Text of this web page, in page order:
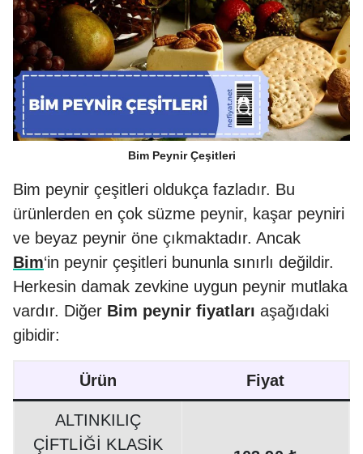
Bim Peynir Çeşitleri
Bim peynir çeşitleri oldukça fazladır. Bu
ürünlerden en çok süzme peynir, kaşar peyniri
ve beyaz peynir öne çıkmaktadır. Ancak
Bim‘in peynir çeşitleri bununla sınırlı değildir.
Herkesin damak zevkine uygun peynir mutlaka
vardır. Diğer Bim peynir fiyatları aşağıdaki
gibidir:
Ürün Fiyat
ALTINKILIÇ
ÇİFTLİĞİ KLASİK